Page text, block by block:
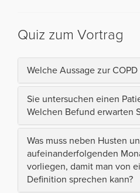
Quiz zum Vortrag
Welche Aussage zur
Sie untersuchen einen
Welchen Befund erwarten
Was muss neben Husten
aufeinanderfolgenden
vorliegen, damit man von
Definition sprechen kann?